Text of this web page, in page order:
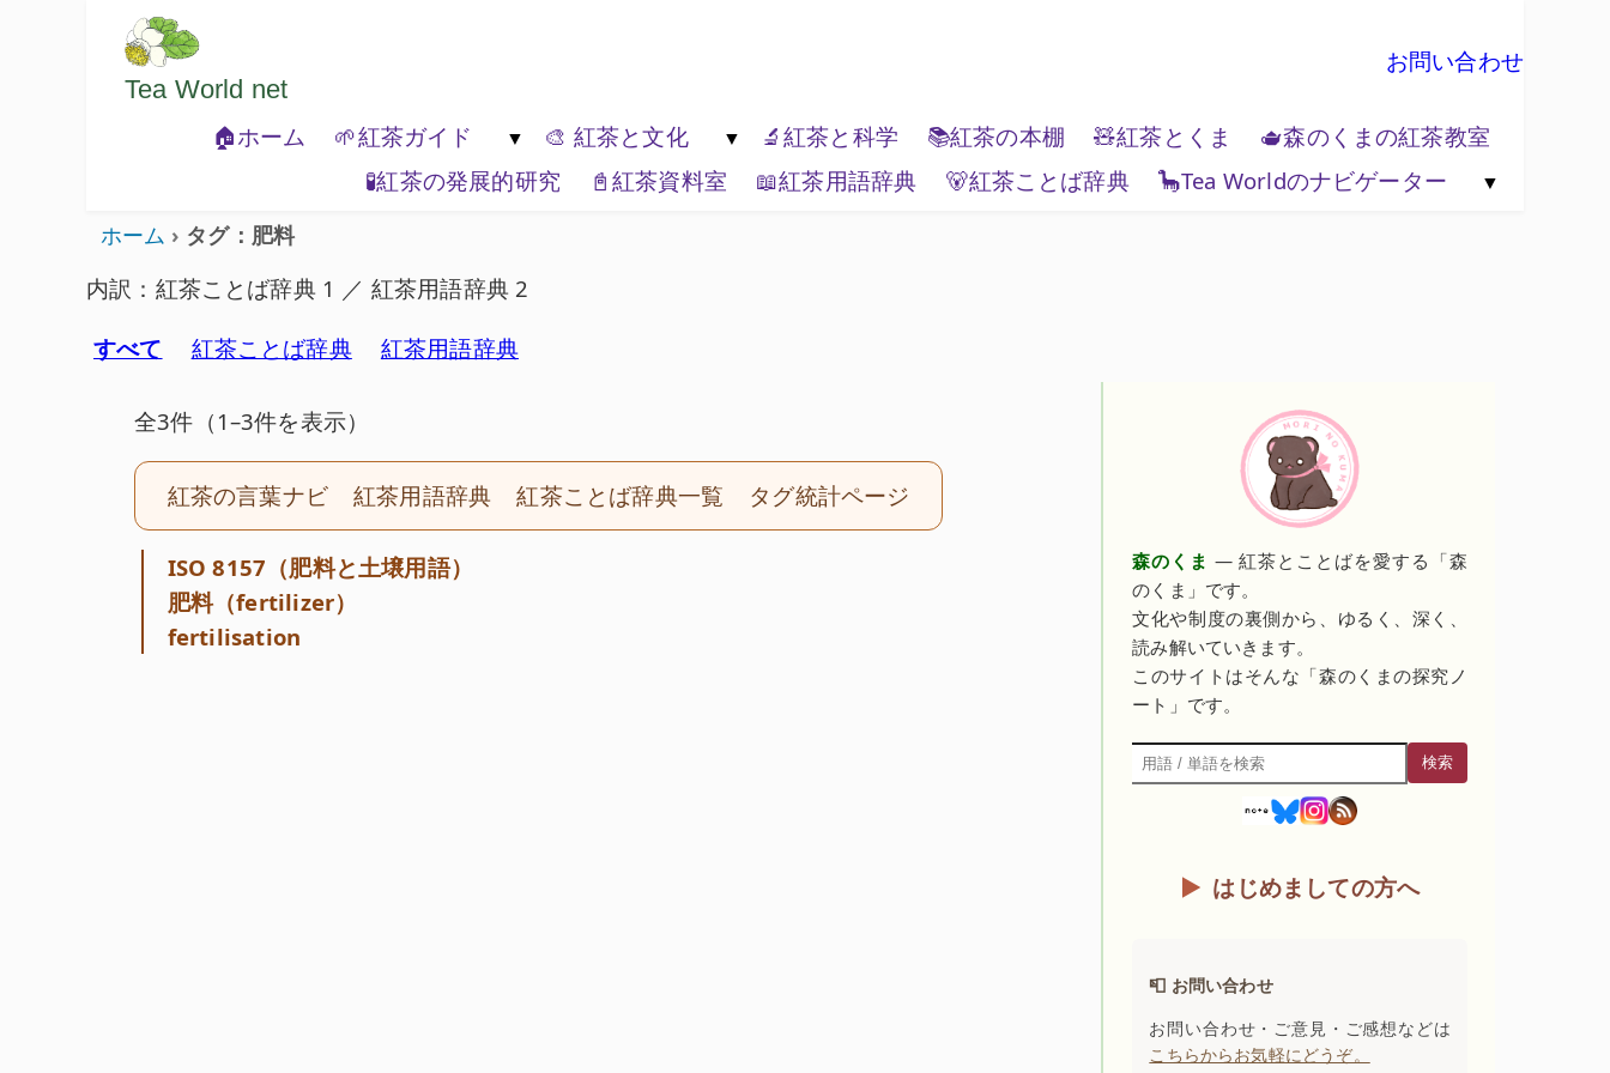
ようこそいらっしゃいました。どうぞごゆっくり楽しんでください。
Tea World net
お問い合わせ
🏠ホーム
🌱紅茶ガイド
🐾紅茶の基本
🍃紅茶の種類 🏔️エリアティー 📦ティーブランド
🎨 紅茶と文化
🏚️紅茶と生活文化
🎭紅茶と表現 🌏紅茶と世界 🗺️紅茶と地政学
🔬紅茶と科学 📚紅茶の本棚 🧸紅茶とくま
🫖森のくまの紅茶教室
🧪紅茶の発展的研究
📓紅茶資料室 📖紅茶用語辞典 🐻紅茶ことば辞典
🦕Tea Worldのナビゲーター
ホーム タグ：肥料
内訳：紅茶ことば辞典 1 ／ 紅茶用語辞典 2
すべて
紅茶ことば辞典 紅茶用語辞典
全3件（1–3件を表示）
紅茶の言葉ナビ 紅茶用語辞典 紅茶ことば辞典一覧 タグ統計ページ
ISO 8157（肥料と土壌用語）
肥料（fertilizer）
fertilisation
森のくま — 紅茶とことばを愛する「森
のくま」です。
文化や制度の裏側から、ゆるく、深く、
読み解いていきます。
このサイトはそんな「森のくまの探究ノ
ート」です。
検索
検索
はじめましての方へ
📮 お問い合わせ
お問い合わせ・ご意見・ご感想などは
こちらからお気軽にどうぞ。